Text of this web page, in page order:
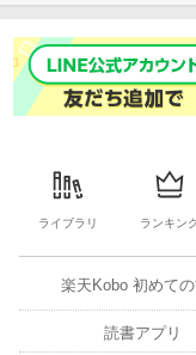
〔レッスン6〕立つ瞑想
〔レッスン7〕歩く瞑想
■第6部 困ったときの
ライブラリ ランキン
楽天Kobo 初めて
読書アプリ